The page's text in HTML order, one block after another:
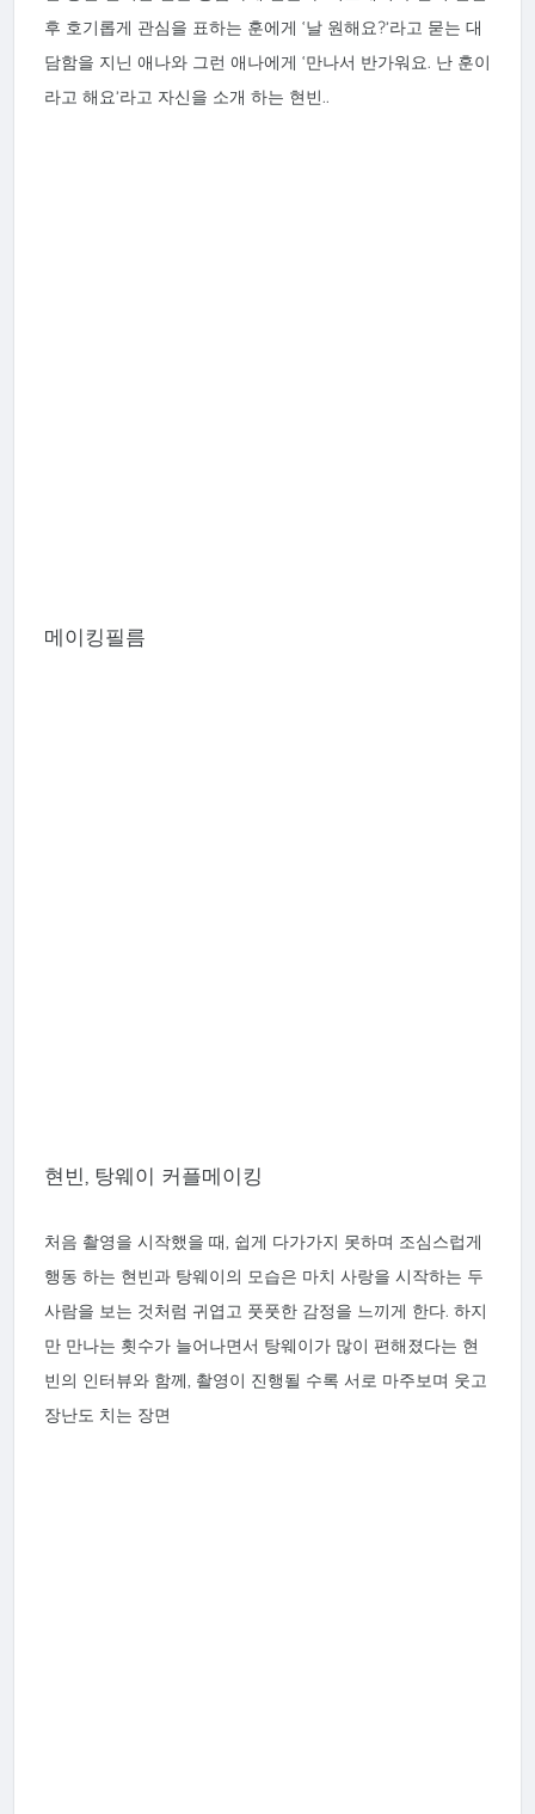
후 호기롭게 관심을 표하는 훈에게 ‘날 원해요?’라고 묻는 대
담함을 지닌 애나와 그런 애나에게 ‘만나서 반가워요. 난 훈이
라고 해요’라고 자신을 소개 하는 현빈..
메이킹필름
현빈, 탕웨이 커플메이킹
처음 촬영을 시작했을 때, 쉽게 다가가지 못하며 조심스럽게
행동 하는 현빈과 탕웨이의 모습은 마치 사랑을 시작하는 두
사람을 보는 것처럼 귀엽고 풋풋한 감정을 느끼게 한다. 하지
만 만나는 횟수가 늘어나면서 탕웨이가 많이 편해졌다는 현
빈의 인터뷰와 함께, 촬영이 진행될 수록 서로 마주보며 웃고
장난도 치는 장면